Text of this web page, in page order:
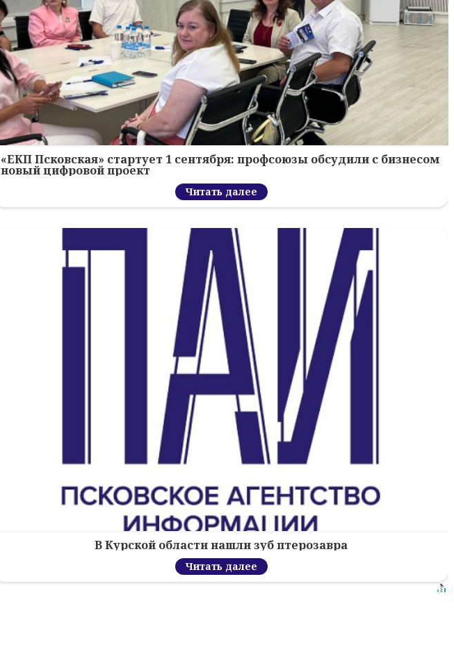
«ЕКП Псковская» стартует 1 сентября: профсоюзы обсудили с бизнесом
новый цифровой проект
Читать далее
В Курской области нашли зуб птерозавра
Читать далее